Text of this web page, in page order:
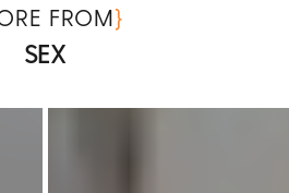
FROM}
SEX